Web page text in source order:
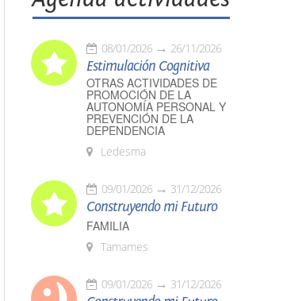
08/01/2026 26/11/2026
Estimulación Cognitiva
OTRAS ACTIVIDADES DE
PROMOCIÓN DE LA
AUTONOMÍA PERSONAL Y
PREVENCIÓN DE LA
DEPENDENCIA
Ledesma
09/01/2026 31/12/2026
Construyendo mi Futuro
FAMILIA
Tamames
09/01/2026 31/12/2026